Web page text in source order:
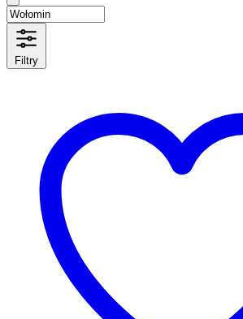
Filtry